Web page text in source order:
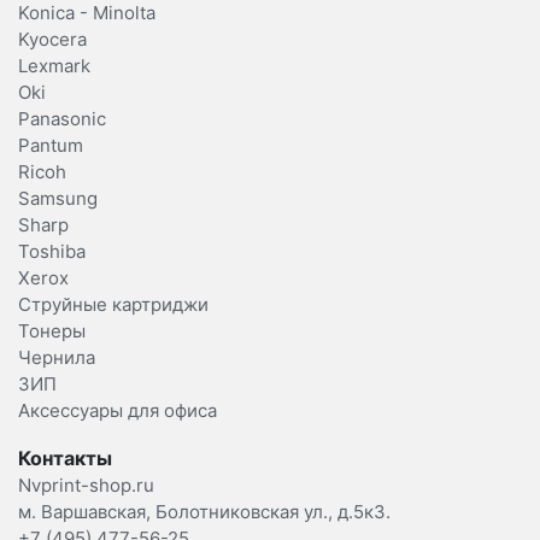
Konica - Minolta
Kyocera
Lexmark
Oki
Panasonic
Pantum
Ricoh
Samsung
Sharp
Toshiba
Xerox
Струйные картриджи
Тонеры
Чернила
ЗИП
Аксессуары для офиса
Контакты
Nvprint-shop.ru
м. Варшавская, Болотниковская ул., д.5к3.